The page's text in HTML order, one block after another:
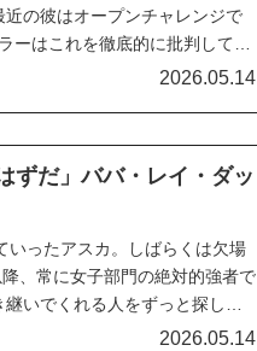
の彼はオープンチャレンジで
ーはこれを徹底的に批判してい
考える理由とは？名物番組2026.05.14
ずだ」ババ・レイ・ダッ
いったアスカ。しばらくは欠場
、常に女子部門の絶対的強者で
いでくれる人をずっと探して
へ上がるのはいつになるの2026.05.14